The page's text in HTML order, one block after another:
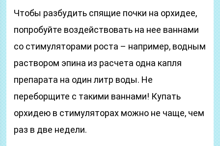
Чтобы разбудить спящие почки на орхидее,
попробуйте воздействовать на нее ваннами
со стимуляторами роста – например, водным
раствором эпина из расчета одна капля
препарата на один литр воды. Не
переборщите с такими ваннами! Купать
орхидею в стимуляторах можно не чаще, чем
раз в две недели.